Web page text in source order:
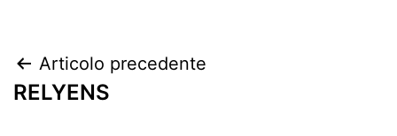
Articolo precedente
RELYENS